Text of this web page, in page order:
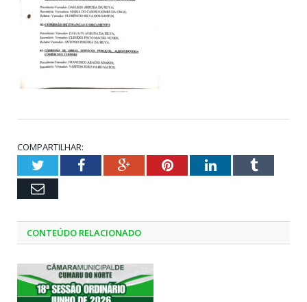
COMPARTILHAR:
TwitterFacebookGoogle+PinterestLinkedInTumblr
Email
CONTEÚDO RELACIONADO